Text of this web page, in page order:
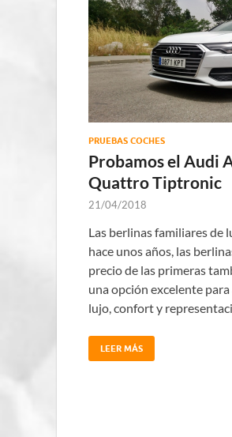
PRUEBAS COCHES
Probamos el Audi
Quattro Tiptronic
21/04/2018
Las berlinas familiares de
hace unos años, las
precio de las primeras
una opción excelente
lujo, confort y
LEER MÁS